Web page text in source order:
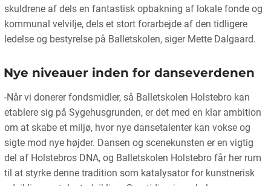
skuldrene af dels en fantastisk opbakning af lokale fonde og
kommunal velvilje, dels et stort forarbejde af den tidligere
ledelse og bestyrelse på Balletskolen, siger Mette Dalgaard.
Nye niveauer inden for danseverdenen
-Når vi donerer fondsmidler, så Balletskolen Holstebro kan
etablere sig på Sygehusgrunden, er det med en klar ambition
om at skabe et miljø, hvor nye dansetalenter kan vokse og
sigte mod nye højder. Dansen og scenekunsten er en vigtig
del af Holstebros DNA, og Balletskolen Holstebro får her rum
til at styrke denne tradition som katalysator for kunstnerisk